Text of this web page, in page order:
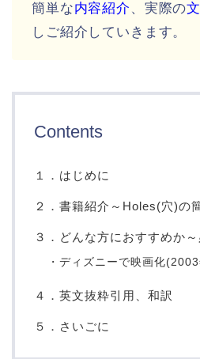
簡単な内容紹介 、実際の
しご紹介していきます。
Contents
１．はじめに
２．書籍紹介～Holes(穴)の
３．どんな方におすすめか
・ディズニーで映画化
４．英文抜粋引用、和訳
５．さいごに